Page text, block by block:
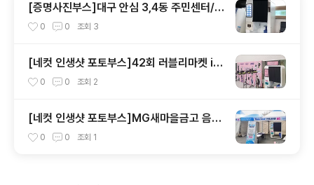
[증명사진부스]대구 안심 3,4동 주민센터/즉
석사진 포토부스 설치 후기
0 0 조회 3
[네컷 인생샷 포토부스]42회 러블리마켓 in
DDP 행사 렌탈임대 설치 후기
0 0 조회 2
[네컷 인생샷 포토부스]MG새마을금고 음악
회 렌탈임대 설치 후기
0 0 조회 1